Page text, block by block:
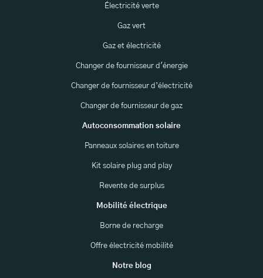
Électricité verte
Gaz vert
Gaz et électricité
Changer de fournisseur d'énergie
Changer de fournisseur d’électricité
Changer de fournisseur de gaz
Autoconsommation solaire
Panneaux solaires en toiture
Kit solaire plug and play
Revente de surplus
Mobilité électrique
Borne de recharge
Offre électricité mobilité
Notre blog